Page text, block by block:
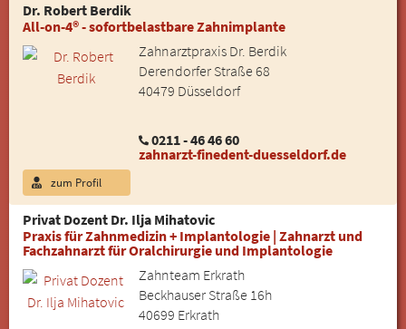
Dr. Robert Berdik
All-on-4® - sofortbelastbare Zahnimplante
Zahnarztpraxis Dr. Berdik
Derendorfer Straße 68
40479 Düsseldorf
0211 - 46 46 60
zahnarzt-finedent-duesseldorf.de
zum Profil
Privat Dozent Dr. Ilja Mihatovic
Praxis für Zahnmedizin + Implantologie | Zahnarzt und
Fachzahnarzt für Oralchirurgie und Implantologie
Zahnteam Erkrath
Beckhauser Straße 16h
40699 Erkrath